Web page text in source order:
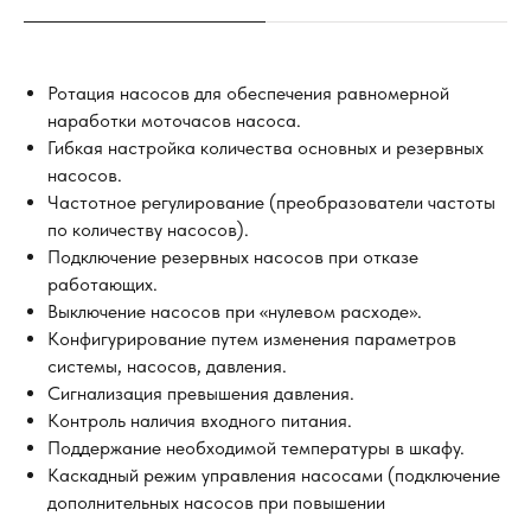
Ротация насосов для обеспечения равномерной
наработки моточасов насоса.
Гибкая настройка количества основных и резервных
насосов.
Частотное регулирование (преобразователи частоты
по количеству насосов).
Подключение резервных насосов при отказе
работающих.
Выключение насосов при «нулевом расходе».
Конфигурирование путем изменения параметров
системы, насосов, давления.
Сигнализация превышения давления.
Контроль наличия входного питания.
Поддержание необходимой температуры в шкафу.
Каскадный режим управления насосами (подключение
дополнительных насосов при повышении
Оставьте контакты
для консультации
После отправки контактов, мы
наберем вас в течение часа в
рабочее время (с 7 до 16 по мск)